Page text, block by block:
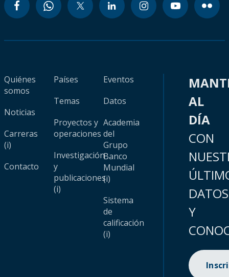
Quiénes
somos
Noticias
Carreras
(i)
Contacto
Países
Temas
Proyectos y
operaciones
Investigación
y
publicaciones
(i)
Eventos
Datos
Academia
del
Grupo
Banco
Mundial
(i)
Sistema
de
calificación
(i)
AL
DÍA
CON
DATOS
Y